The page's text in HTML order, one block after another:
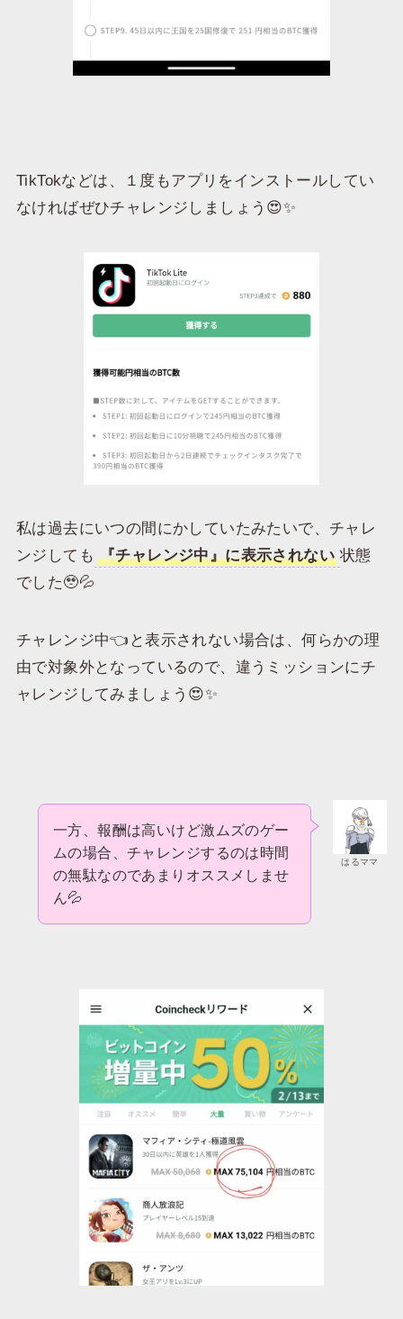
TikTokなどは、１度もアプリをインストールしてい
なければぜひチャレンジしましょう😍✨
私は過去にいつの間にかしていたみたいで、チャレ
ンジしても 『チャレンジ中』に表示されない 状態
でした🥹💦
チャレンジ中👈と表示されない場合は、何らかの理
由で対象外となっているので、違うミッションにチ
ャレンジしてみましょう😍✨
はるママ
一方、報酬は高いけど激ムズのゲー
ムの場合、チャレンジするのは時間
の無駄なのであまりオススメしませ
ん💦